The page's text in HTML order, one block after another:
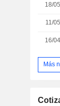
18/05
11/05
16/04
Más